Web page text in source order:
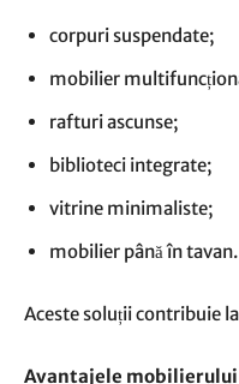
corpuri suspendate;
mobilier
rafturi ascunse;
biblioteci integrate;
vitrine minimaliste;
mobilier până în tavan.
Aceste soluții contribuie
Avantajele